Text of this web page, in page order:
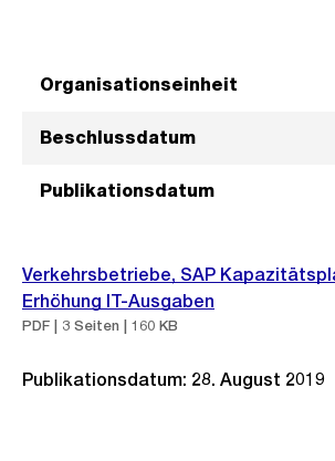
Organisationseinheit
Beschlussdatum
Publikationsdatum
Verkehrsbetriebe, SAP
Erhöhung IT-Ausgaben
PDF | 3 Seiten | 160 KB
Publikationsdatum: 28. August 2019